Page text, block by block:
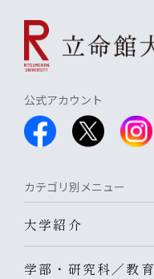
公式アカウント
カテゴリ別メニュー
大学紹介
学部・研究科／教育